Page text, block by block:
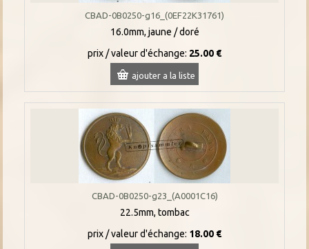
CBAD-0B0250-g16_(0EF22K31761)
16.0mm, jaune / doré
prix / valeur d'échange: 25.00 €
ajouter a la liste
CBAD-0B0250-g23_(A0001C16)
22.5mm, tombac
prix / valeur d'échange: 18.00 €